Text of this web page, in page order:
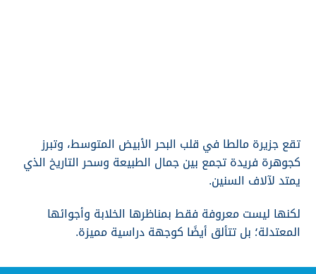
تقع جزيرة مالطا في قلب البحر الأبيض المتوسط، وتبرز
كجوهرة فريدة تجمع بين جمال الطبيعة وسحر التاريخ الذي
يمتد لآلاف السنين.
لكنها ليست معروفة فقط بمناظرها الخلابة وأجوائها
المعتدلة؛ بل تتألق أيضًا كوجهة دراسية مميزة.